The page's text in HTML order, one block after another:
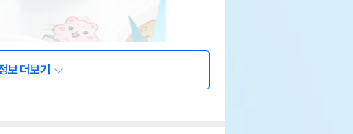
보 더보기